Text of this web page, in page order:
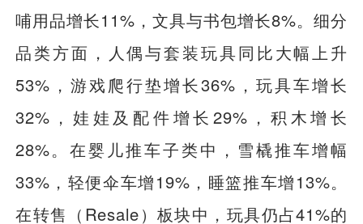
哺用品增长11%，文具与书包增长8%。细分
品类方面，人偶与套装玩具同比大幅上升
53%，游戏爬行垫增长36%，玩具车增长
32%，娃娃及配件增长29%，积木增长
28%。在婴儿推车子类中，雪橇推车增幅
33%，轻便伞车增19%，睡篮推车增13%。
在转售（Resale）板块中，玩具仍占41%的